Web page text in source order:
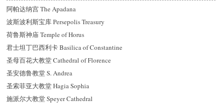
阿帕达纳宫 The Apadana
波斯波利斯宝库 Persepolis Treasury
荷鲁斯神庙 Temple of Horus
君士坦丁巴西利卡 Basilica of Constantine
圣母百花大教堂 Cathedral of Florence
圣安德鲁教堂 S. Andrea
圣索菲亚大教堂 Hagia Sophia
施派尔大教堂 Speyer Cathedral